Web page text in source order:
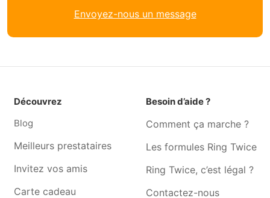
Envoyez-nous un message
Découvrez
Blog
Meilleurs prestataires
Invitez vos amis
Carte cadeau
Besoin d’aide ?
Comment ça marche ?
Les formules Ring Twice
Ring Twice, c’est légal ?
Contactez-nous